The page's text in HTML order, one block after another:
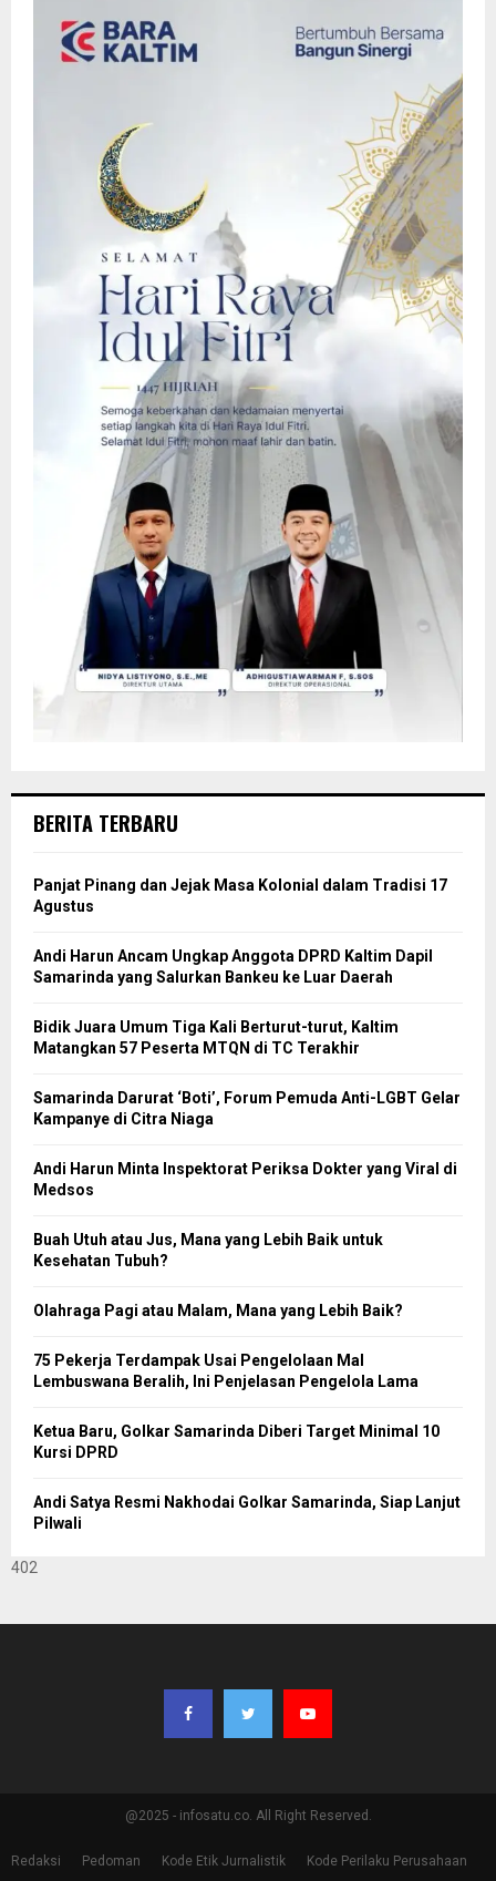
BERITA TERBARU
Panjat Pinang dan Jejak Masa Kolonial dalam Tradisi 17
Agustus
Andi Harun Ancam Ungkap Anggota DPRD Kaltim Dapil
Samarinda yang Salurkan Bankeu ke Luar Daerah
Bidik Juara Umum Tiga Kali Berturut-turut, Kaltim
Matangkan 57 Peserta MTQN di TC Terakhir
Samarinda Darurat ‘Boti’, Forum Pemuda Anti-LGBT Gelar
Kampanye di Citra Niaga
Andi Harun Minta Inspektorat Periksa Dokter yang Viral di
Medsos
Buah Utuh atau Jus, Mana yang Lebih Baik untuk
Kesehatan Tubuh?
Olahraga Pagi atau Malam, Mana yang Lebih Baik?
75 Pekerja Terdampak Usai Pengelolaan Mal
Lembuswana Beralih, Ini Penjelasan Pengelola Lama
Ketua Baru, Golkar Samarinda Diberi Target Minimal 10
Kursi DPRD
Andi Satya Resmi Nakhodai Golkar Samarinda, Siap Lanjut
Pilwali
402
@2025 - infosatu.co. All Right Reserved.
Redaksi Pedoman Kode Etik Jurnalistik Kode Perilaku Perusahaan